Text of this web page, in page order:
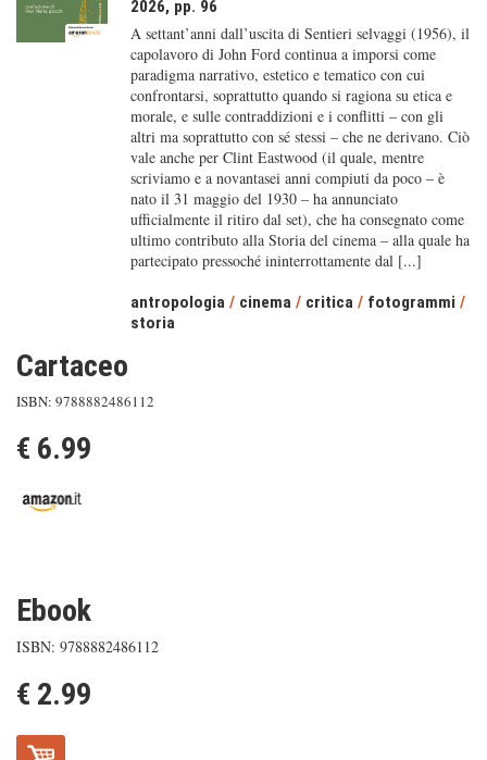
2026, pp. 96
A settant’anni dall’uscita di Sentieri selvaggi (1956), il
capolavoro di John Ford continua a imporsi come
paradigma narrativo, estetico e tematico con cui
confrontarsi, soprattutto quando si ragiona su etica e
morale, e sulle contraddizioni e i conflitti – con gli
altri ma soprattutto con sé stessi – che ne derivano. Ciò
vale anche per Clint Eastwood (il quale, mentre
scriviamo e a novantasei anni compiuti da poco – è
nato il 31 maggio del 1930 – ha annunciato
ufficialmente il ritiro dal set), che ha consegnato come
ultimo contributo alla Storia del cinema – alla quale ha
partecipato pressoché ininterrottamente dal [...]
antropologia / cinema / critica / fotogrammi /
storia
Cartaceo
ISBN: 9788882486112
€ 6.99
Ebook
ISBN: 9788882486112
€ 2.99